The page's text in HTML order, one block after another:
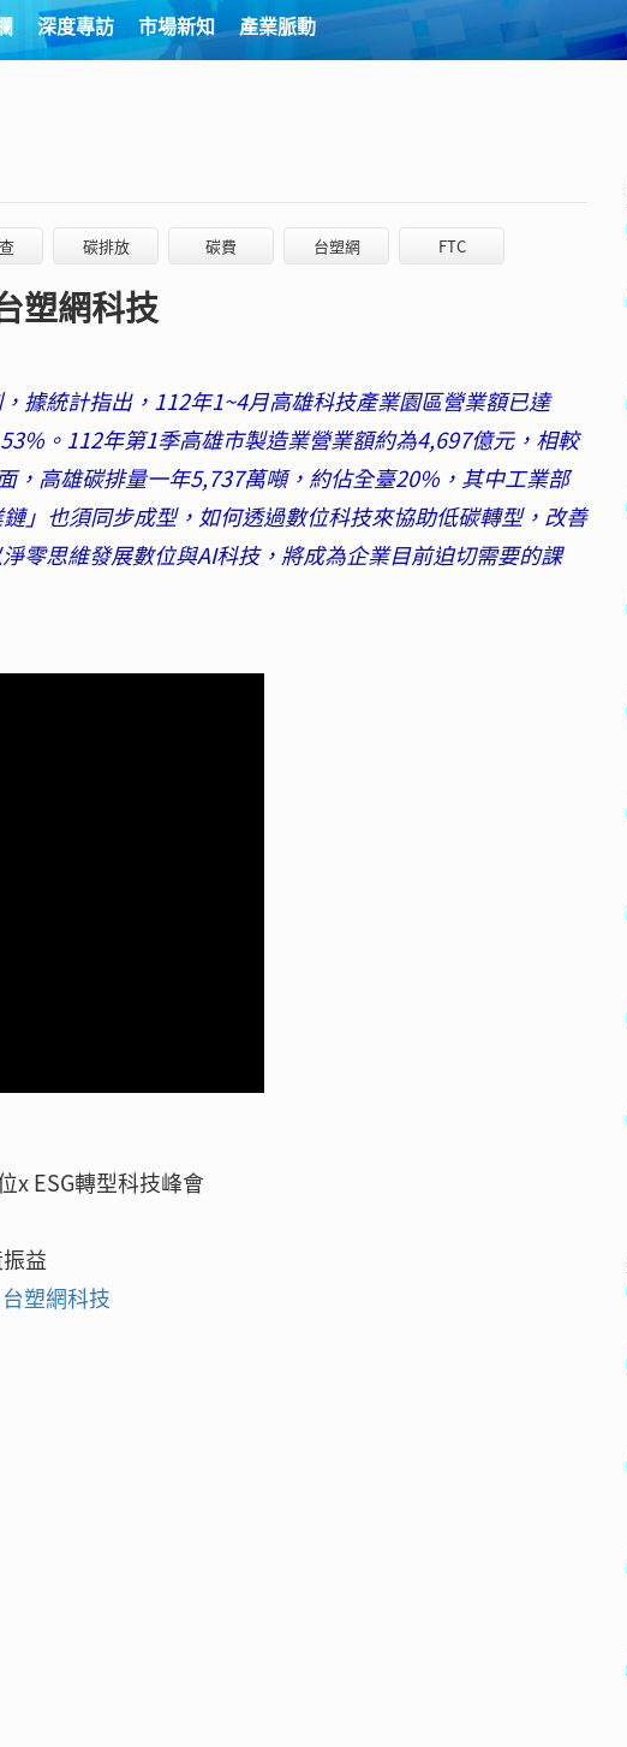
深度專訪 市場新知 產業脈動
碳排放 碳費 台塑網 FTC
塑網科技
據統計指出，112年1~4月高雄科技產業園區營業額已達
。112年第1季高雄市製造業營業額約為4,697億元，相較
，高雄碳排量一年5,737萬噸，約佔全臺20%，其中工業部
」也須同步成型，如何透過數位科技來協助低碳轉型，改善
零思維發展數位與AI科技，將成為企業目前迫切需要的課
x ESG轉型科技峰會
益
塑網科技